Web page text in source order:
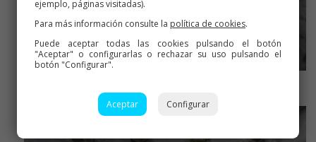
ejemplo, páginas visitadas).
Para más información consulte la política de cookies.
Puede aceptar todas las cookies pulsando el botón
"Aceptar" o configurarlas o rechazar su uso pulsando el
botón "Configurar".
Aceptar Configurar